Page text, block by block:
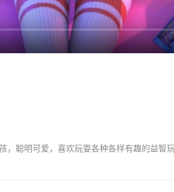
聪明可爱，喜欢玩耍各种各样有趣的益智